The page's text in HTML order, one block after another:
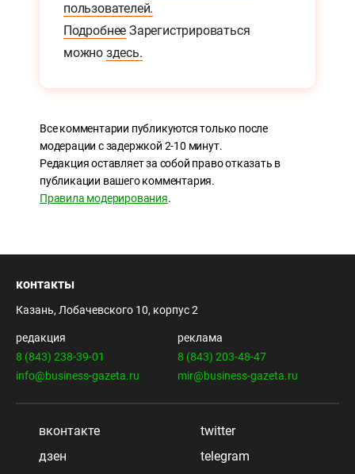
пользователей.
Подробнее Зарегистрироваться
можно здесь.
Все комментарии публикуются только после
модерации с задержкой 2-10 минут.
Редакция оставляет за собой право отказать в
публикации вашего комментария.
Правила модерирования.
контакты
Казань, Лобачевского 10, корпус 2
редакция
8 (843) 238-39-01
info@business-gazeta.ru
реклама
8 (843) 203-48-47
mir@business-gazeta.ru
вконтакте
twitter
дзен
telegram